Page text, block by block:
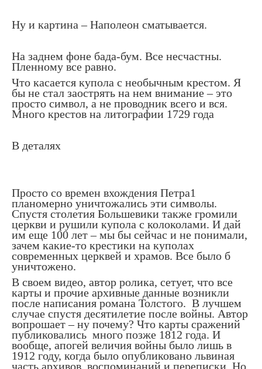
Ну и картина – Наполеон сматывается.
На заднем фоне бада-бум. Все несчастны.
Пленному все равно.
Что касается купола с необычным крестом. Я
бы не стал заострять на нем внимание – это
просто символ, а не проводник всего и вся.
Много крестов на литографии 1729 года
В деталях
Просто со времен вхождения Петра1
планомерно уничтожались эти символы.
Спустя столетия Большевики также громили
церкви и рушили купола с колоколами. И дай
им еще 100 лет – мы бы сейчас и не понимали,
зачем какие-то крестики на куполах
современных церквей и храмов. Все было б
уничтожено.
В своем видео, автор ролика, сетует, что все
карты и прочие архивные данные возникли
после написания романа Толстого. В лучшем
случае спустя десятилетие после войны. Автор
вопрошает – ну почему? Что карты сражений
публиковались много позже 1812 года. И
вообще, апогей величия войны было лишь в
1912 году, когда было опубликовано львиная
часть архивов, воспоминаний и переписки. Но